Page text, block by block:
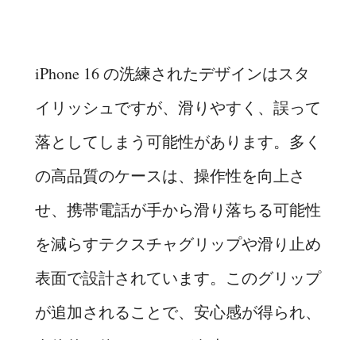
iPhone 16 の洗練されたデザインはスタ
イリッシュですが、滑りやすく、誤って
落としてしまう可能性があります。多く
の高品質のケースは、操作性を向上さ
せ、携帯電話が手から滑り落ちる可能性
を減らすテクスチャグリップや滑り止め
表面で設計されています。このグリップ
が追加されることで、安心感が得られ、